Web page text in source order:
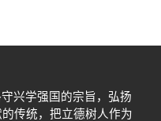
兴学强国的宗旨，弘扬
传统，把立德树人作为